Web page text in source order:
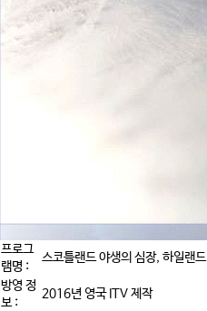
프로그
램명 :
스코틀랜드 야생의 심장, 하일랜드
방영 정
보 :
2016년 영국 ITV 제작